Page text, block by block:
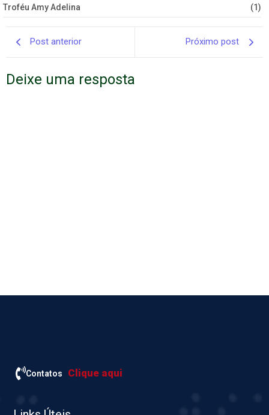
Troféu Amy Adelina (1)
Post anterior Próximo post
Deixe uma resposta
Contatos Clique aqui